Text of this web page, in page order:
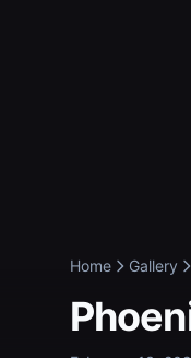
Home Gallery